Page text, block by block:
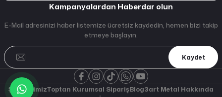
Kampanyalardan Haberdar olun
E-Mail adresinizi haber listemize ücretsiz kaydedin, hemen bizi takip
etmeye başlayın.
Kaydet
ŞubelerimizToptan Kurumsal SiparişBlog3art Metal Hakkında